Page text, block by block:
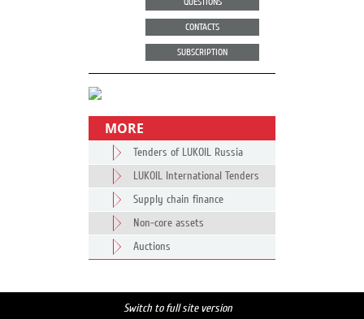
CONTACTS
SUBSCRIPTION
MORE
Tenders of LUKOIL Russia
LUKOIL International Tenders
Supply chain finance
Non-core assets
Auctions
Switch to full site version